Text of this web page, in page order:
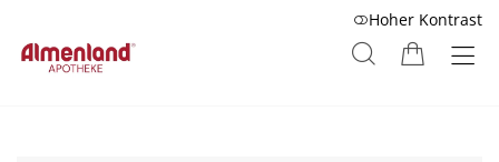
Hoher Kontrast